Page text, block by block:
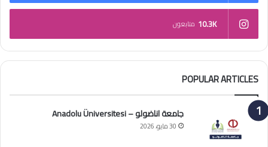
10.3K متابعون
POPULAR ARTICLES
جامعة اناضولو – Anadolu Üniversitesi
30 مايو، 2026